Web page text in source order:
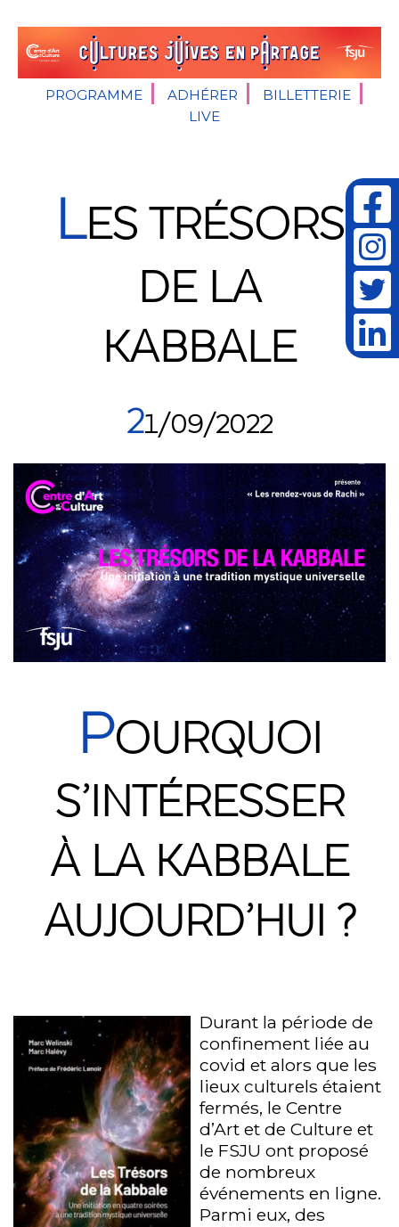
PROGRAMME ADHÉRER
BILLETTERIE
LIVE
LES TRÉSORS
DE LA
KABBALE
21/09/2022
POURQUOI
S’INTÉRESSER
À LA KABBALE
AUJOURD’HUI ?
Durant la période de
confinement liée au
covid et alors que les
lieux culturels étaient
fermés, le Centre
d’Art et de Culture et
le FSJU ont proposé
de nombreux
événements en ligne.
Parmi eux, des